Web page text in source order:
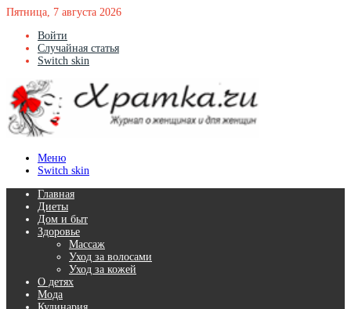
Пятница, 7 августа 2026
Войти
Случайная статья
Switch skin
Меню
Switch skin
Главная
Диеты
Дом и быт
Здоровье
Массаж
Уход за волосами
Уход за кожей
О детях
Мода